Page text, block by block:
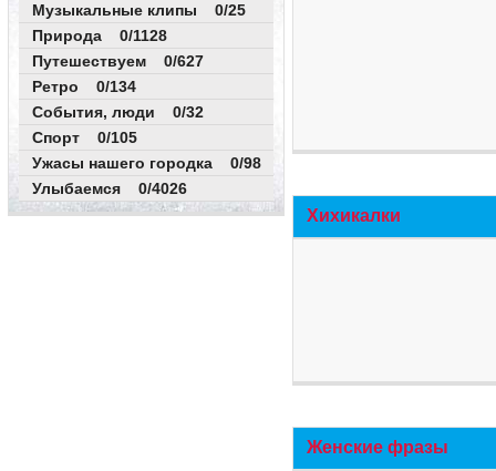
Музыкальные клипы 0/25
Природа 0/1128
Путешествуем 0/627
Ретро 0/134
События, люди 0/32
Спорт 0/105
Ужасы нашего городка 0/98
Улыбаемся 0/4026
Хихикалки
Женские фразы